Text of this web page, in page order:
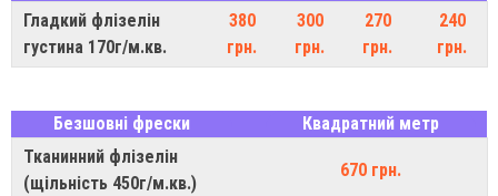
Гладкий флізелін
густина 170г/м.кв.
380
грн.
300
грн.
270
грн.
240
грн.
Безшовні фрески
Квадратний метр
Тканинний флізелін
(щільність 450г/м.кв.)
670 грн.